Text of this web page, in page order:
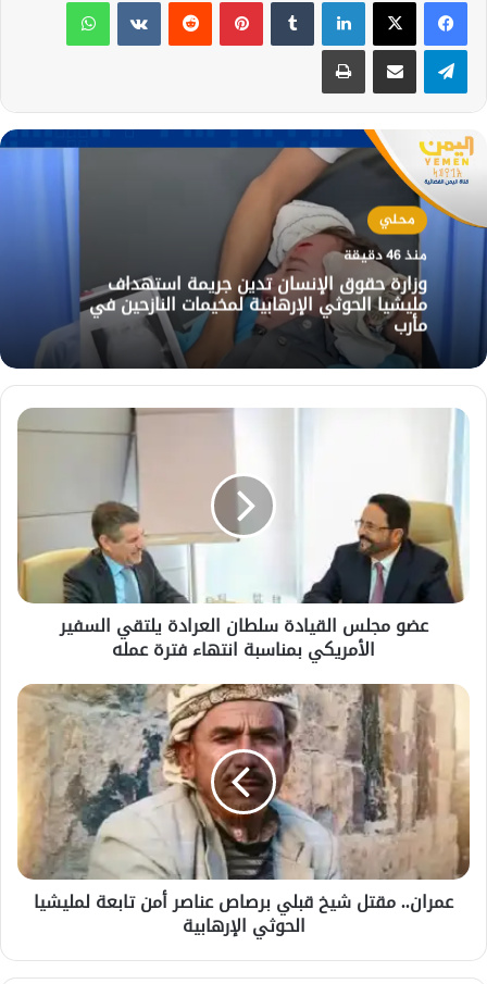
تيلقرام مشاركة عبر البريد طباعة
محلي
منذ 46 دقيقة
وزارة حقوق الإنسان تدين جريمة استهداف
مليشيا الحوثي الإرهابية لمخيمات النازحين في
مأرب
عضو
العرادة
يلتقي
السفير
الأمريكي
بمناسبة
عضو مجلس القيادة سلطان العرادة يلتقي السفير
الأمريكي بمناسبة انتهاء فترة عمله
عمران..
قبلي
برصاص
عناصر
أمن
تابعة
لمليشيا
الحوثي
عمران.. مقتل شيخ قبلي برصاص عناصر أمن تابعة لمليشيا
الحوثي الإرهابية